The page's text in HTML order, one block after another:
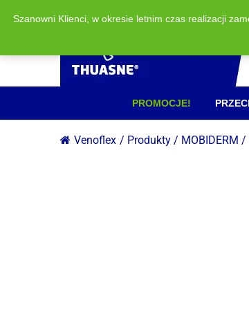
PROMOCJE!
Venoflex / Produkty / MOBIDERM /
Szanowni Klienci, w okresie letnim czas realizacji